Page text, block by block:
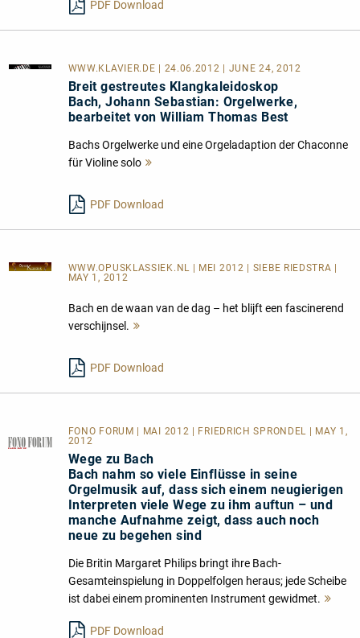
PDF Download
WWW.KLAVIER.DE | 24.06.2012 | JUNE 24, 2012
Breit gestreutes Klangkaleidoskop
Bach, Johann Sebastian: Orgelwerke,
bearbeitet von William Thomas Best
Bachs Orgelwerke und eine Orgeladaption der Chaconne
für Violine solo
PDF Download
WWW.OPUSKLASSIEK.NL
| MEI 2012 | SIEBE RIEDSTRA |
MAY 1, 2012
Bach en de waan van de dag – het blijft een fascinerend
verschijnsel.
PDF Download
FONO FORUM | MAI 2012 | FRIEDRICH SPRONDEL | MAY 1,
2012
Wege zu Bach
Bach nahm so viele Einflüsse in seine
Orgelmusik auf, dass sich einem neugierigen
Interpreten viele Wege zu ihm auftun – und
manche Aufnahme zeigt, dass auch noch
neue zu begehen sind
Die Britin Margaret Philips bringt ihre Bach-
Gesamteinspielung in Doppelfolgen heraus; jede Scheibe
ist dabei einem prominenten Instrument gewidmet.
PDF Download